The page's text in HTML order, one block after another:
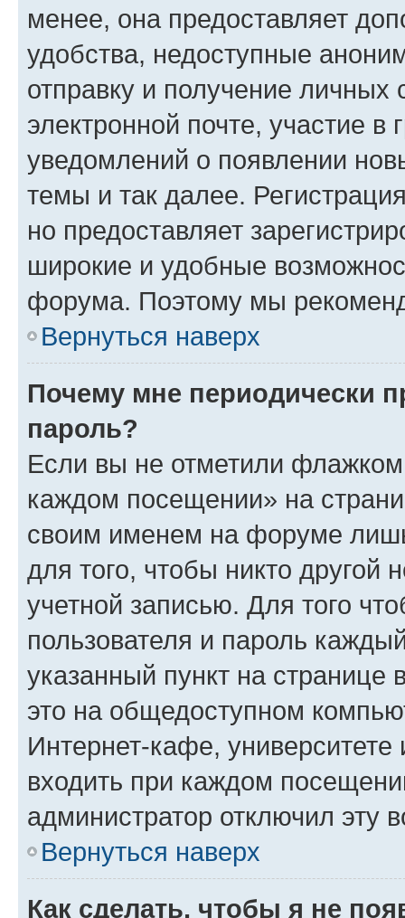
менее, она предоставляет
удобства, недоступные
отправку и получение
электронной почте, участие в
уведомлений о появлении
темы и так далее.
но предоставляет
широкие и удобные
форума. Поэтому мы
Вернуться наверх
Почему мне периодически
пароль?
Если вы не отметили флажком
каждом посещении» на
своим именем на форуме
для того, чтобы никто другой
учетной записью. Для того
пользователя и пароль
указанный пункт на
это на общедоступном
Интернет-кафе, университете
входить при каждом
администратор отключил эту
Вернуться наверх
Как сделать, чтобы я не